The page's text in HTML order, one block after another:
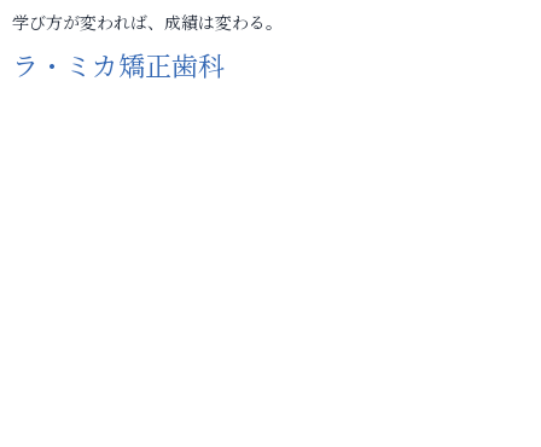
学び方が変われば、成績は変わる。
ラ・ミカ矯正歯科